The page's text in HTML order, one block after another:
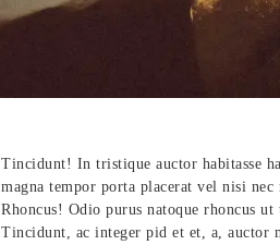
Tincidunt! In tristique auctor habitasse
magna tempor porta placerat vel nisi
Rhoncus! Odio purus natoque rhoncus
Tincidunt, ac integer pid et et, a, auctor